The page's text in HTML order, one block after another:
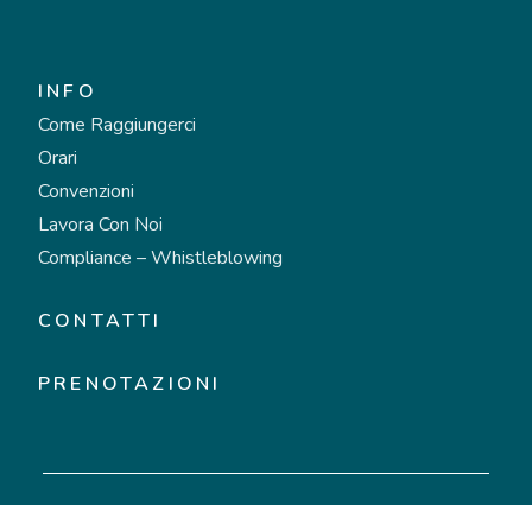
INFO
Come Raggiungerci
Orari
Convenzioni
Lavora Con Noi
Compliance – Whistleblowing
CONTATTI
PRENOTAZIONI